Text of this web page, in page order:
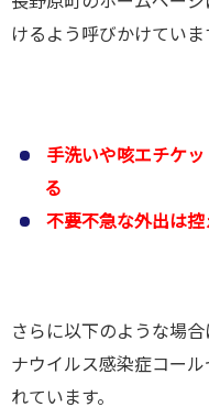
けるよう呼びかけていま
手洗いや咳エチケ
る
不要不急な外出は
さらに以下のような場
ナウイルス感染症コー
れています。